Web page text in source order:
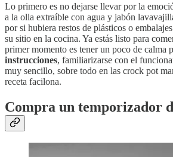
Lo primero es no dejarse llevar por la
a la olla extraíble con agua y jabón
por si hubiera restos de plásticos o
su sitio en la cocina. Ya estás listo para
primer momento es tener un poco de calma
instrucciones, familiarizarse con el
muy sencillo, sobre todo en las crock pot
receta facilona.
Compra un temporizador